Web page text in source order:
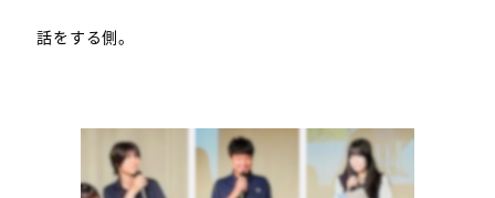
話をする側。